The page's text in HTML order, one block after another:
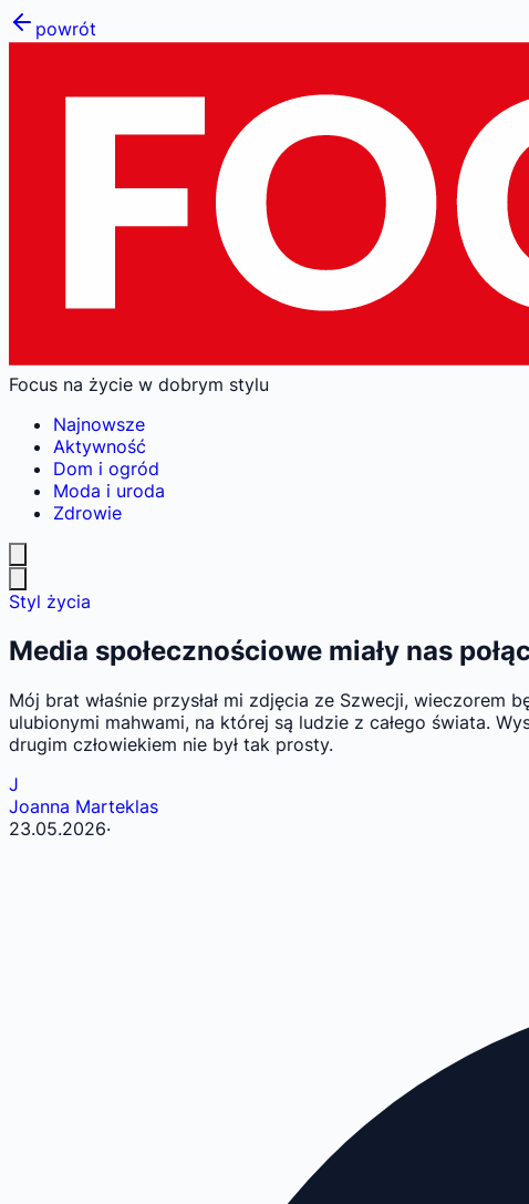
powrót
Focus na życie w dobrym stylu
Najnowsze
Aktywność
Dom i ogród
Moda i uroda
Zdrowie
Styl życia
Media społecznościowe miały nas
Mój brat właśnie przysłał mi zdjęcia ze Szwecji,
ulubionymi mahwami, na której są ludzie z całego świata.
drugim człowiekiem nie był tak prosty.
J
Joanna Marteklas
23.05.2026·